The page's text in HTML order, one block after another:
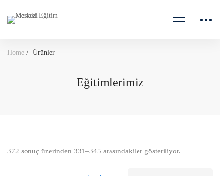
Home Ürünler
Eğitimlerimiz
372 sonuç üzerinden 331–345 arasındakiler gösteriliyor.